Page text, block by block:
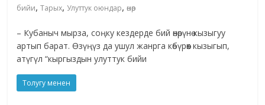
бийи,Тарых, Улуттук оюндар,өнөр
– Кубаныч мырза, соңку кездерде бий өнөрүнө кызыгуу
артып барат. Өзүңүз да ушул жанрга көбүрөөк кызыгып,
атүгүл “кыргыздын улуттук бийи
Толугу менен